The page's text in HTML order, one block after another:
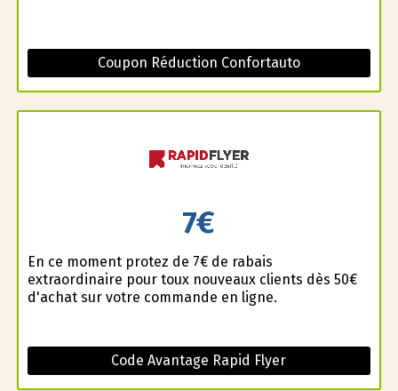
Coupon Réduction Confortauto
7€
En ce moment profitez de 7€ de rabais
extraordinaire pour toux nouveaux clients dès 50€
d'achat sur votre commande en ligne.
Code Avantage Rapid Flyer